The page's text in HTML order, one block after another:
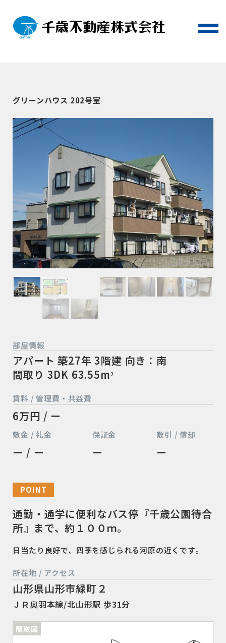
グリーンハウス 202号室
部屋情報
アパート 築27年 3階建 向き：南
間取り 3DK 63.55m 2
賃料 / 管理費・共益費
6万円 / ー
敷金 / 礼金
ー / ー
保証金
ー
敷引 / 償却
ー
POINT
通勤・通学に便利なバス停『千歳公園待合
所』まで、約１００ｍ。
日当たり良好で、四季を感じられる河原の近くです。
所在地 / アクセス
山形県山形市緑町２
ＪＲ奥羽本線/北山形駅 歩31分
間取図